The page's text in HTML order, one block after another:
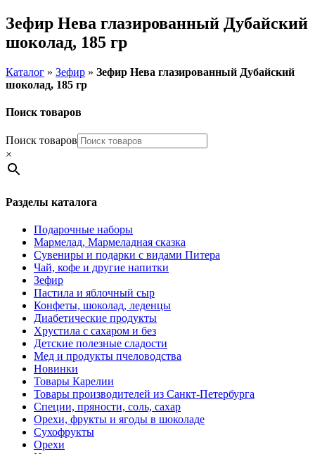
Зефир Нева глазированный Дубайский
шоколад, 185 гр
Каталог » Зефир » Зефир Нева глазированный Дубайский
шоколад, 185 гр
Поиск товаров
Поиск товаров
×
Разделы каталога
Подарочные наборы
Мармелад, Мармеладная сказка
Сувениры и подарки с видами Питера
Чай, кофе и другие напитки
Зефир
Пастила и яблочный сыр
Конфеты, шоколад, леденцы
Диабетические продукты
Хрустила с сахаром и без
Детские полезные сладости
Мед и продукты пчеловодства
Новинки
Товары Карелии
Товары производителей из Санкт-Петербурга
Специи, пряности, соль, сахар
Орехи, фрукты и ягоды в шоколаде
Сухофрукты
Орехи